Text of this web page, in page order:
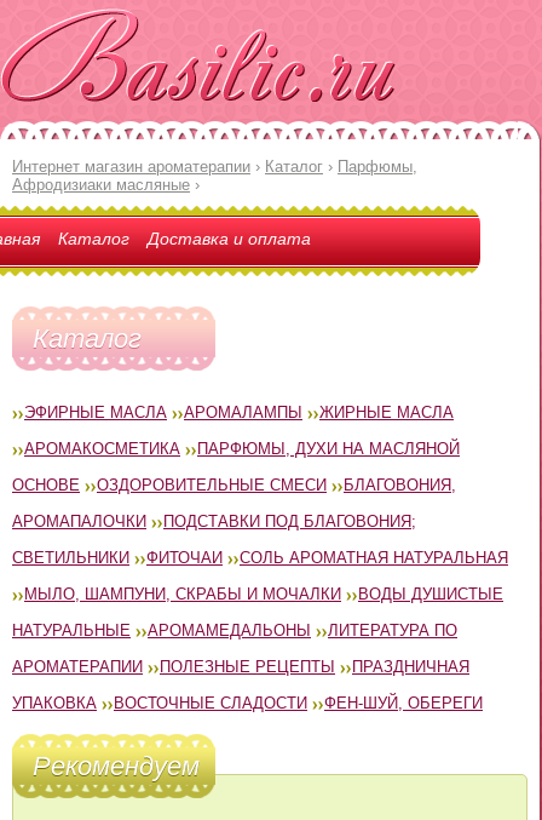
Интернет магазин ароматерапии › Каталог › Парфюмы,
Афродизиаки масляные ›
Каталог Доставка и оплата
Каталог
ЭФИРНЫЕ МАСЛА АРОМАЛАМПЫ
ЖИРНЫЕ МАСЛА
АРОМАКОСМЕТИКА
ПАРФЮМЫ, ДУХИ НА МАСЛЯНОЙ
ОСНОВЕ
ОЗДОРОВИТЕЛЬНЫЕ СМЕСИ
БЛАГОВОНИЯ,
АРОМАПАЛОЧКИ
ПОДСТАВКИ ПОД БЛАГОВОНИЯ;
СВЕТИЛЬНИКИ
ФИТОЧАИ
СОЛЬ АРОМАТНАЯ НАТУРАЛЬНАЯ
МЫЛО, ШАМПУНИ, СКРАБЫ И МОЧАЛКИ
ВОДЫ ДУШИСТЫЕ
НАТУРАЛЬНЫЕ
АРОМАМЕДАЛЬОНЫ
ЛИТЕРАТУРА ПО
АРОМАТЕРАПИИ
ПОЛЕЗНЫЕ РЕЦЕПТЫ
ПРАЗДНИЧНАЯ
УПАКОВКА
ВОСТОЧНЫЕ СЛАДОСТИ ФЕН-ШУЙ, ОБЕРЕГИ
Рекомендуем